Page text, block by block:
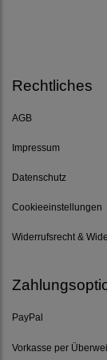
Rechtliches
AGB
Impressum
Datenschutz
Cookieeinstellungen
Widerrufsrecht &
PayPal
Vorkasse per